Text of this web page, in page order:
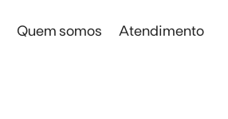
Quem somos Atendimento